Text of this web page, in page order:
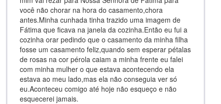
você não chorar na hora do casamento,chora
antes.Minha cunhada tinha trazido uma imagem de
Fátima que ficava na janela da cozinha.Então eu fui a
cozinha orar pedindo que o casamento da minha filha
fosse um casamento feliz,quando sem esperar pétalas
de rosas na cor pérola caiam a minha frente eu falei
com minha mulher o que estava acontecendo ela
estava ao meu lado,mas ela não conseguia ver só
eu.Aconteceu comigo até hoje não esqueço e não
esquecerei jamais.